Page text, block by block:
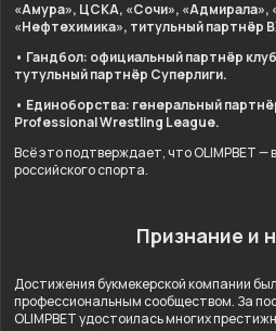
«Амура», ЦСКА, «Сочи», «Адмирала»,
«Нефтехимика», титульный партнёр
• Гандбол: официальный партнёр
тутульный партнёр Суперлиги.
• Единоборства: генеральный
Professional Wrestling League.
Всё это подтверждает, что OLIMPBET
российского спорта.
Признание и
Достижения букмекерской компании
профессиональным сообществом. За
OLIMPBET удостоилась многих